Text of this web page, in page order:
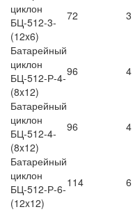
циклон
БЦ-512-3-
(12x6)
72 3
Батарейный
циклон
БЦ-512-Р-4-
(8x12)
96 4
Батарейный
циклон
БЦ-512-4-
(8x12)
96 4
Батарейный
циклон
БЦ-512-Р-6-
(12x12)
114 6